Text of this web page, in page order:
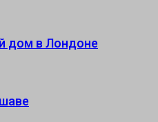
дом в Лондоне